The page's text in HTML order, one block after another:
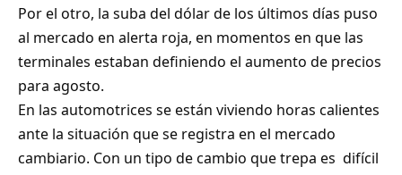
Por el otro, la suba del dólar de los últimos días puso
al mercado en alerta roja, en momentos en que las
terminales estaban definiendo el aumento de precios
para agosto.
En las automotrices se están viviendo horas calientes
ante la situación que se registra en el mercado
cambiario. Con un tipo de cambio que trepa es difícil